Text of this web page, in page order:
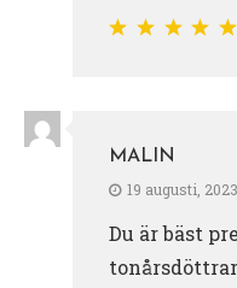
MALIN
19 augusti,
Du är bäst